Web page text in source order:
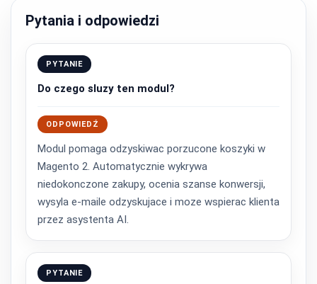
Pytania i odpowiedzi
PYTANIE
Do czego sluzy ten modul?
ODPOWIEDŹ
Modul pomaga odzyskiwac porzucone koszyki w
Magento 2. Automatycznie wykrywa
niedokonczone zakupy, ocenia szanse konwersji,
wysyla e-maile odzyskujace i moze wspierac klienta
przez asystenta AI.
PYTANIE